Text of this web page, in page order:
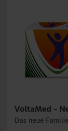
VoltaMed –
Das neue